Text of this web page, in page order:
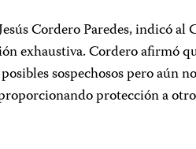
Cordero Paredes, indicó al
exhaustiva. Cordero afirmó
sospechosos pero aún
protección a